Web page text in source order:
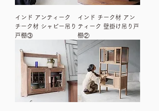
インド アンティーク
チーク材 シャビー吊り
戸棚③
インド チーク材 アン
ティーク 壁掛け吊り戸
棚②